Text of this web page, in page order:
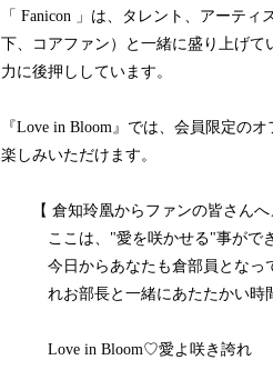
「 Fanicon 」は、タレント、アーテ
下、コアファン）と一緒に盛り上げ
力に後押ししています。
『Love in Bloom』では、会員限定の
楽しみいただけます。
【 倉知玲凰からファンの皆さんへ
ここは、"愛を咲かせる"事ができ
今日からあなたも倉部員となっ
れお部長と一緒にあたたかい時間
Love in Bloom♡愛よ咲き誇れ